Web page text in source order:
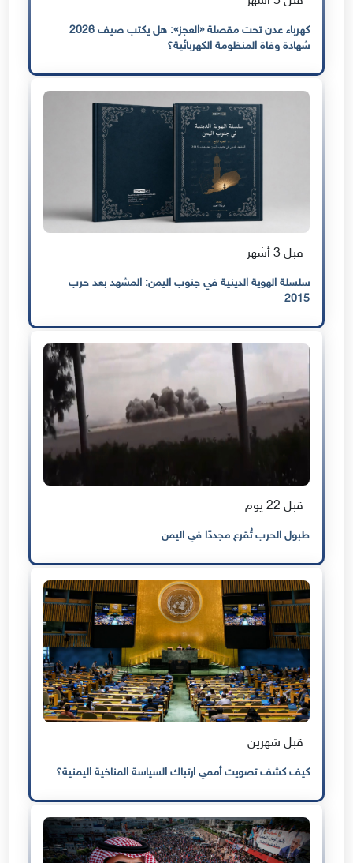
كهرباء عدن تحت مقصلة «العجز»: هل يكتب صيف 2026
شهادة وفاة المنظومة الكهربائية؟
قبل 3 أشهر
سلسلة الهوية الدينية في جنوب اليمن: المشهد بعد حرب
2015
قبل 22 يوم
طبول الحرب تُقرع مجددًا في اليمن
قبل شهرين
كيف كشف تصويت أممي ارتباك السياسة المناخية اليمنية؟